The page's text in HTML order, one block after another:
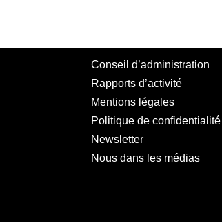
Conseil d’administration
Rapports d’activité
Mentions légales
Politique de confidentialité
Newsletter
Nous dans les médias